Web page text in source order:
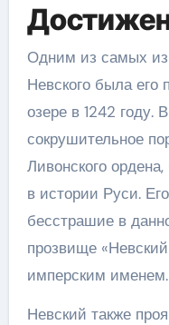
Одним из самых
Невского была его
озере в 1242 году.
сокрушительное
Ливонского
в истории Руси.
бесстрашие в
прозвище
имперским именем.
Невский также